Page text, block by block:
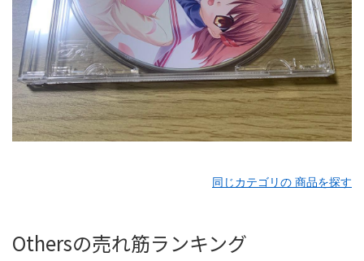
同じカテゴリの 商品を探す
Othersの売れ筋ランキング